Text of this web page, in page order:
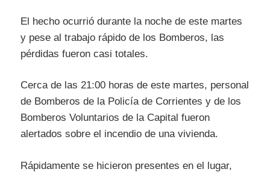
El hecho ocurrió durante la noche de este martes
y pese al trabajo rápido de los Bomberos, las
pérdidas fueron casi totales.
Cerca de las 21:00 horas de este martes, personal
de Bomberos de la Policía de Corrientes y de los
Bomberos Voluntarios de la Capital fueron
alertados sobre el incendio de una vivienda.
Rápidamente se hicieron presentes en el lugar,